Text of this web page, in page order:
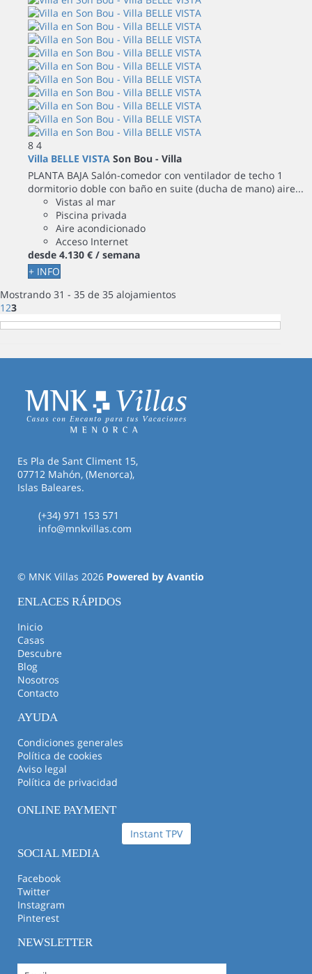
8 4
Villa BELLE VISTA Son Bou - Villa
PLANTA BAJA Salón-comedor con ventilador de techo 1
dormitorio doble con baño en suite (ducha de mano) aire...
Vistas al mar
Piscina privada
Aire acondicionado
Acceso Internet
desde 4.130 € / semana
+ INFO
Mostrando 31 - 35 de 35 alojamientos
1 23
Es Pla de Sant Climent 15,
07712 Mahón, (Menorca),
Islas Baleares.
(+34) 971 153 571
info@mnkvillas.com
© MNK Villas 2026 Powered by Avantio
ENLACES RÁPIDOS
Inicio
Casas
Descubre
Blog
Nosotros
Contacto
AYUDA
Condiciones generales
Política de cookies
Aviso legal
Política de privacidad
ONLINE PAYMENT
Instant TPV
SOCIAL MEDIA
Facebook
Twitter
Instagram
Pinterest
NEWSLETTER